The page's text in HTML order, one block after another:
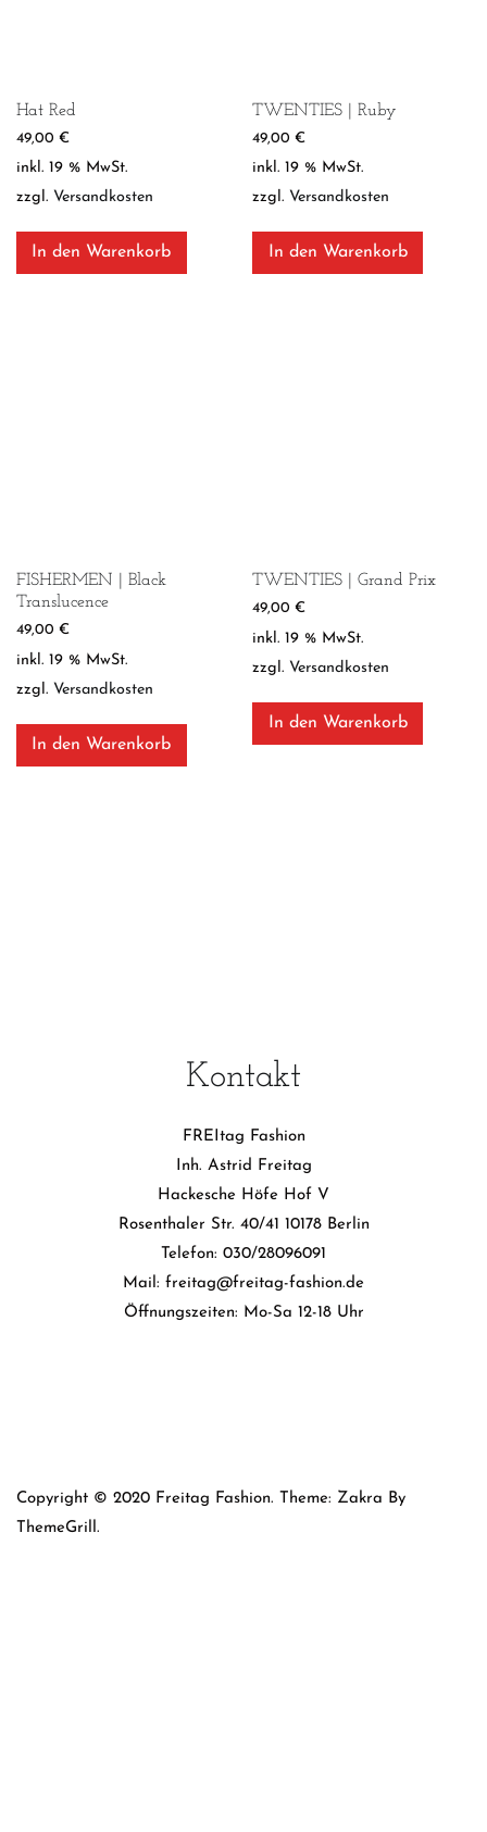
Hat Red
49,00 €
inkl. 19 % MwSt.
zzgl. Versandkosten
In den Warenkorb
TWENTIES | Ruby
49,00€
inkl. 19 % MwSt.
zzgl. Versandkosten
In den Warenkorb
FISHERMEN | Black
Translucence
49,00 €
inkl. 19 % MwSt.
zzgl. Versandkosten
In den Warenkorb
TWENTIES | Grand Prix
49,00€
inkl. 19 % MwSt.
zzgl. Versandkosten
In den Warenkorb
Kontakt
FREItag Fashion
Inh. Astrid Freitag
Hackesche Höfe Hof V
Rosenthaler Str. 40/41 10178 Berlin
Telefon: 030/28096091
Mail: freitag@freitag-fashion.de
Öffnungszeiten: Mo-Sa 12-18 Uhr
Copyright © 2020 Freitag Fashion. Theme: Zakra By
ThemeGrill.